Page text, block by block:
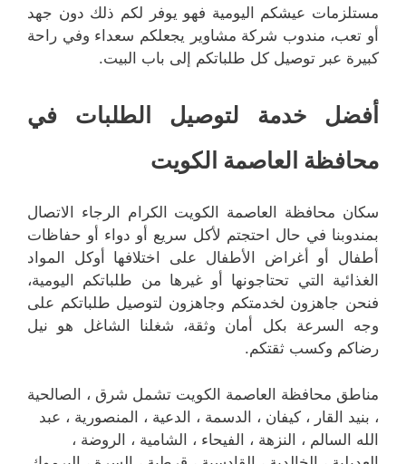
مستلزمات عيشكم اليومية فهو يوفر لكم ذلك دون جهد
أو تعب، مندوب شركة مشاوير يجعلكم سعداء وفي راحة
كبيرة عبر توصيل كل طلباتكم إلى باب البيت.
أفضل خدمة لتوصيل الطلبات في
محافظة العاصمة الكويت
سكان محافظة العاصمة الكويت الكرام الرجاء الاتصال
بمندوبنا في حال احتجتم لأكل سريع أو دواء أو حفاظات
أطفال أو أغراض الأطفال على اختلافها أوكل المواد
الغذائية التي تحتاجونها أو غيرها من طلباتكم اليومية،
فنحن جاهزون لخدمتكم وجاهزون لتوصيل طلباتكم على
وجه السرعة بكل أمان وثقة، شغلنا الشاغل هو نيل
رضاكم وكسب ثقتكم.
مناطق محافظة العاصمة الكويت تشمل شرق ، الصالحية
، بنيد القار ، كيفان ، الدسمة ، الدعية ، المنصورية ، عبد
الله السالم ، النزهة ، الفيحاء ، الشامية ، الروضة ،